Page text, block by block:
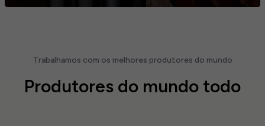
Trabalhamos com os melhores produtores do mundo
Produtores do mundo todo